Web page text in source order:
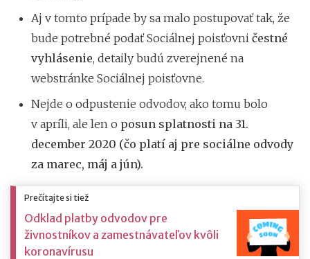
Aj v tomto prípade by sa malo postupovať tak, že
bude potrebné podať Sociálnej poisťovni čestné
vyhlásenie, detaily budú zverejnené na
webstránke Sociálnej poisťovne.
Nejde o odpustenie odvodov, ako tomu bolo
v apríli, ale len o posun splatnosti na 31.
december 2020 (čo platí aj pre sociálne odvody
za marec, máj a jún).
Prečítajte si tiež
Odklad platby odvodov pre
živnostníkov a zamestnávateľov kvôli
koronavírusu